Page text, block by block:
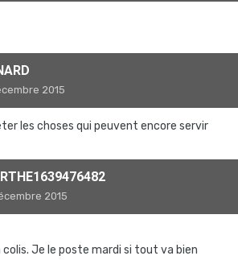
2015
les choses qui peuvent encore servir
2015
colis. Je le poste mardi si tout va bien